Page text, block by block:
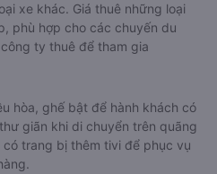
xe khác. Giá thuê những loại
phù hợp cho các chuyến du
ty thuê để tham gia
hòa, ghế bật để hành khách có
giãn khi di chuyển trên quãng
trang bị thêm tivi để phục vụ